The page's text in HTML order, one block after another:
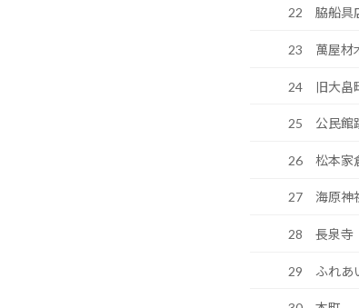
22 脇船具
23 萬屋材
24 旧大畠
25 公民館
26 松本家
27 海原神
28 長泉寺
29 ふれあ